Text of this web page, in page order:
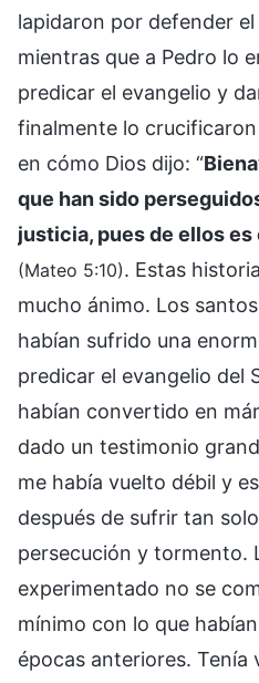
lapidaron por defender
mientras que a Pedro lo
predicar el evangelio y
finalmente lo
en cómo Dios dijo: “
que han sido
justicia, pues de ellos
(Mateo 5:10). Estas
mucho ánimo. Los
habían sufrido una
predicar el evangelio del
habían convertido en
dado un testimonio
me había vuelto débil y
después de sufrir tan
persecución y tormento.
experimentado no se
mínimo con lo que
épocas anteriores. Tenía